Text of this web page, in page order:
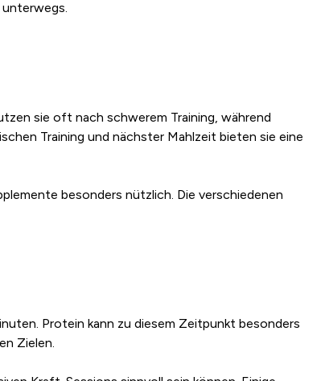
sie oft nach schwerem Training, während
Training und nächster Mahlzeit bieten sie eine
besonders nützlich. Die verschiedenen
Protein kann zu diesem Zeitpunkt besonders
Zielen.